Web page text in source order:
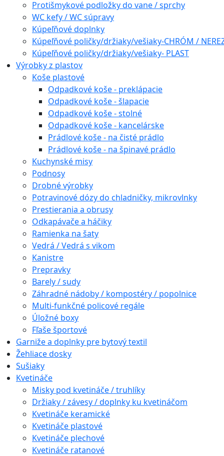
Protišmykové podložky do vane / sprchy
WC kefy / WC súpravy
Kúpeľňové doplnky
Kúpeľňové poličky/držiaky/vešiaky-CHRÓM /
Kúpeľňové poličky/držiaky/vešiaky- PLAST
Výrobky z plastov
Koše plastové
Odpadkové koše - preklápacie
Odpadkové koše - šlapacie
Odpadkové koše - stolné
Odpadkové koše - kancelárske
Prádlové koše - na čisté prádlo
Prádlové koše - na špinavé prádlo
Kuchynské misy
Podnosy
Drobné výrobky
Potravinové dózy do chladničky, mikrovlnky
Prestierania a obrusy
Odkapávače a háčiky
Ramienka na šaty
Vedrá / Vedrá s vikom
Kanistre
Prepravky
Barely / sudy
Záhradné nádoby / kompostéry / popolnice
Multi-funkčné policové regále
Úložné boxy
Fľaše športové
Garniže a doplnky pre bytový textil
Žehliace dosky
Sušiaky
Kvetináče
Misky pod kvetináče / truhlíky
Držiaky / závesy / doplnky ku kvetináčom
Kvetináče keramické
Kvetináče plastové
Kvetináče plechové
Kvetináče ratanové